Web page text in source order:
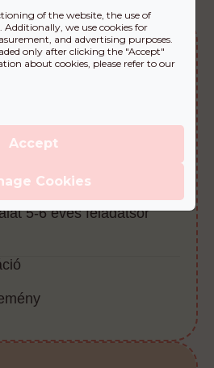
vizsgálat
5-6 éves feladatsor
of the website, the use of
Additionally, we use cookies for
and advertising purposes.
only after clicking the "Accept"
about cookies, please refer to our
Cookies
Accept